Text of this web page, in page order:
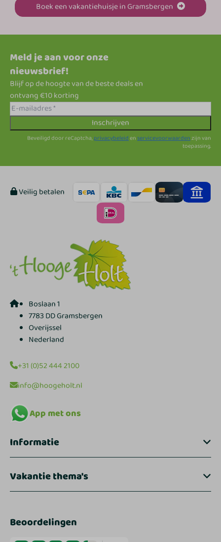
Boek een vakantiehuisje in Gramsbergen
Meld je aan voor onze
nieuwsbrief!
Blijf op de hoogte van de beste deals en
ontvang €10 korting
Inschrijven
Beveiligd door reCaptcha,privacybeleidenservicevoorwaardenzijn van
toepassing.
Veilig betalen
Boslaan 1
7783 DD Gramsbergen
Overijssel
Nederland
+31 (0)52 444 2100
info@hoogeholt.nl
App met ons
Informatie
Vakantie thema's
Beoordelingen